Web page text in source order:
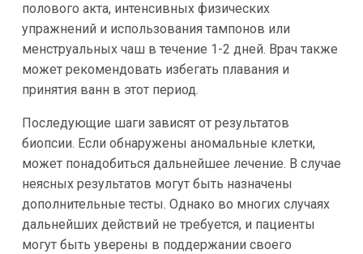
полового акта, интенсивных физических
упражнений и использования тампонов или
менструальных чаш в течение 1-2 дней. Врач также
может рекомендовать избегать плавания и
принятия ванн в этот период.
Последующие шаги зависят от результатов
биопсии. Если обнаружены аномальные клетки,
может понадобиться дальнейшее лечение. В случае
неясных результатов могут быть назначены
дополнительные тесты. Однако во многих случаях
дальнейших действий не требуется, и пациенты
могут быть уверены в поддержании своего